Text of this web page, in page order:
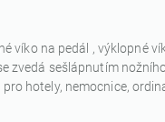
víko na pedál , výklopné
zvedá sešlápnutím
hotely, nemocnice,